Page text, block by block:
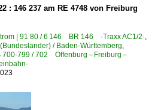
: 146 237 am RE 4748 von Freiburg
| 91 80 / 6 146 BR 146 ·Traxx AC1/2·
/ Baden-Württemberg
700-799 / 702 Offenburg – Freiburg –